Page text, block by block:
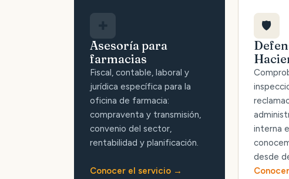
Asesoría para
farmacias
Fiscal, contable, laboral y
jurídica específica para la
oficina de farmacia:
compraventa y transmisión,
convenio del sector,
rentabilidad y planificación.
Conocer el servicio
🛡️
interna
desde